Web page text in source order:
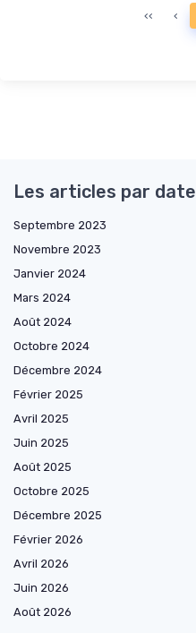
‹‹ ‹
Les articles par date
Septembre 2023
Novembre 2023
Janvier 2024
Mars 2024
Août 2024
Octobre 2024
Décembre 2024
Février 2025
Avril 2025
Juin 2025
Août 2025
Octobre 2025
Décembre 2025
Février 2026
Avril 2026
Juin 2026
Août 2026